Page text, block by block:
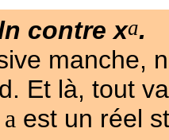
contre xa.
manche,
Et là, tout
a est un réel